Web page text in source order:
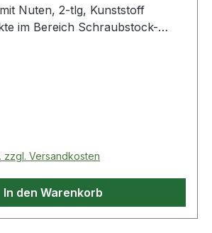
Nuten, 2-tlg, Kunststoff
Schraubstock-
zzgl. Versandkosten
In den Warenkorb